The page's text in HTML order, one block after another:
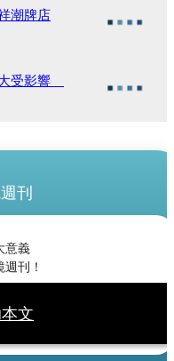
潮牌店
受影響
刊
意義
刊！
文